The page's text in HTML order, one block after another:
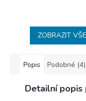
ZOBRAZIT
Popis Podobné (4)
Detailní popis